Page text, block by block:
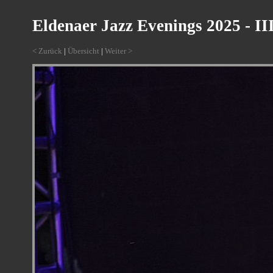
Eldenaer Jazz Evenings 2025 -
< Zurück | Übersicht |Weiter >